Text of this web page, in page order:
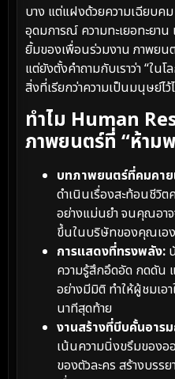
บาง แต่แฝงด้วยความเฉียบคม
อุดมการณ์ ความทะเยอทะยา
ยิ้มของเพื่อนร่วมงาน ภาพยน
แต่ยังตั้งคำถามกับเราว่า “ใ
สิ่งที่เรียกว่าความเป็นมนุษย์ไว้
ทำไม Human
ภาพยนตร์ที่ “ห้าม
บทภาพยนตร์ที่คมคาย
ดำเนินเรื่องสะท้อนชีวิ
อย่างแม่นยำ จนคุณอาจ
ขึ้นในบริษัทของคุณเอง
การแสดงที่ทรงพลัง:
ความรู้สึกอึดอัด กดดัน
อย่างมีมิติ ทำให้ผู้ชมเ
นาทีสุดท้าย
งานสร้างที่บีบคั้นอาร
เน้นความนิ่งขรึมของอ
ของตัวละคร สร้างบรร